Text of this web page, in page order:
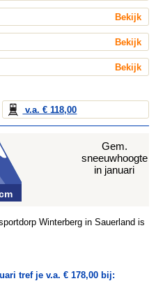
Bekijk
Bekijk
Bekijk
v.a. € 118,00
Winterberg in Sauerland is
Gem.
sneeuwhoogte
in januari
tref je v.a. € 178,00 bij: